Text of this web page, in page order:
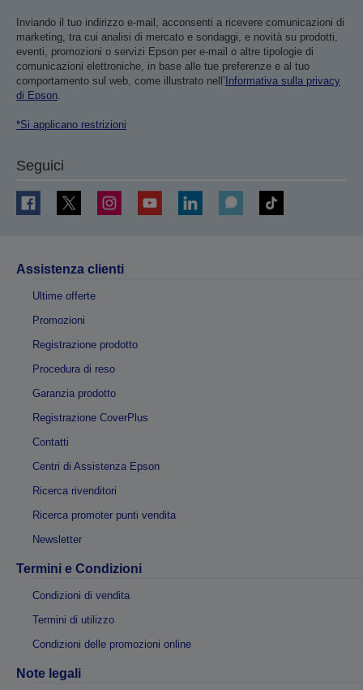
Inviando il tuo indirizzo e-mail, acconsenti a ricevere comunicazioni di
marketing, tra cui analisi di mercato e sondaggi, e novità su prodotti,
eventi, promozioni o servizi Epson per e-mail o altre tipologie di
comunicazioni elettroniche, in base alle tue preferenze e al tuo
comportamento sul web, come illustrato nell’ Informativa sulla privacy
di Epson.
*Si applicano restrizioni
Seguici
Assistenza clienti
Ultime offerte
Promozioni
Registrazione prodotto
Procedura di reso
Garanzia prodotto
Registrazione CoverPlus
Contatti
Centri di Assistenza Epson
Ricerca rivenditori
Ricerca promoter punti vendita
Newsletter
Termini e Condizioni
Condizioni di vendita
Termini di utilizzo
Condizioni delle promozioni online
Note legali